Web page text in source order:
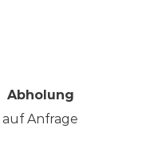
Abholung
auf Anfrage